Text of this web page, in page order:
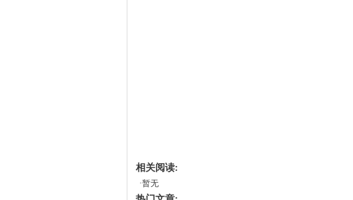
相关阅读:
·暂无